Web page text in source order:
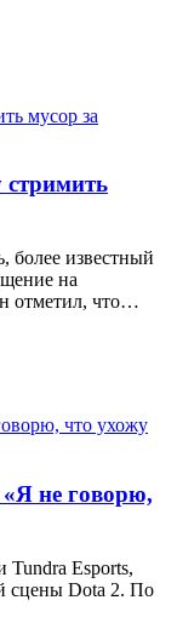
стримить
более известный
на
отметил, что…
не говорю,
Esports,
сцены Dota 2. По